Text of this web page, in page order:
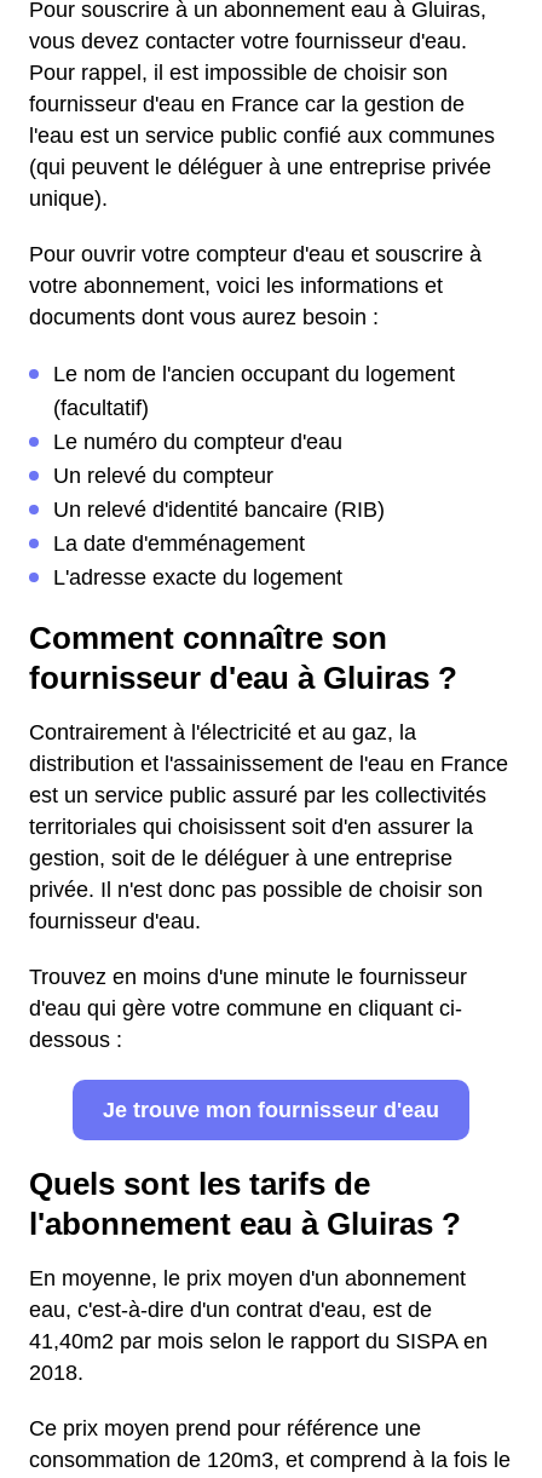
Pour souscrire à un abonnement eau à Gluiras,
vous devez contacter votre fournisseur d'eau.
Pour rappel, il est impossible de choisir son
fournisseur d'eau en France car la gestion de
l'eau est un service public confié aux communes
(qui peuvent le déléguer à une entreprise privée
unique).
Pour ouvrir votre compteur d'eau et souscrire à
votre abonnement, voici les informations et
documents dont vous aurez besoin :
Le nom de l'ancien occupant du logement
(facultatif)
Le numéro du compteur d'eau
Un relevé du compteur
Un relevé d'identité bancaire (RIB)
La date d'emménagement
L'adresse exacte du logement
Comment connaître son
fournisseur d'eau à Gluiras ?
Contrairement à l'électricité et au gaz, la
distribution et l'assainissement de l'eau en France
est un service public assuré par les collectivités
territoriales qui choisissent soit d'en assurer la
gestion, soit de le déléguer à une entreprise
privée. Il n'est donc pas possible de choisir son
fournisseur d'eau.
Trouvez en moins d'une minute le fournisseur
d'eau qui gère votre commune en cliquant ci-
dessous :
Je trouve mon fournisseur d'eau
Quels sont les tarifs de
l'abonnement eau à Gluiras ?
En moyenne, le prix moyen d'un abonnement
eau, c'est-à-dire d'un contrat d'eau, est de
41,40m2 par mois selon le rapport du SISPA en
2018.
Ce prix moyen prend pour référence une
consommation de 120m3, et comprend à la fois le